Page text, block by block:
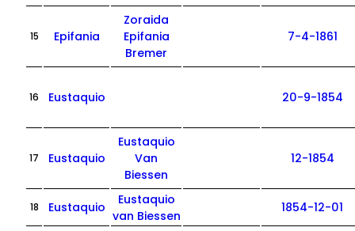
15 Epifania
Zoraida
Epifania
Bremer
7-4-1861
16 Eustaquio 20-9-1854
17 Eustaquio
Eustaquio
Van
Biessen
12-1854
18 Eustaquio
Eustaquio
van Biessen
1854-12-01